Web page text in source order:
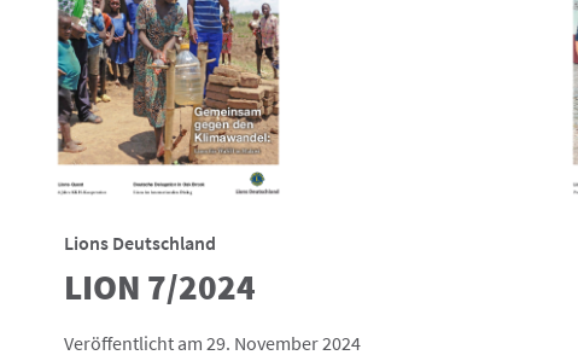
Lions Deutschland
LION 7/2024
Veröffentlicht am 29. November 2024